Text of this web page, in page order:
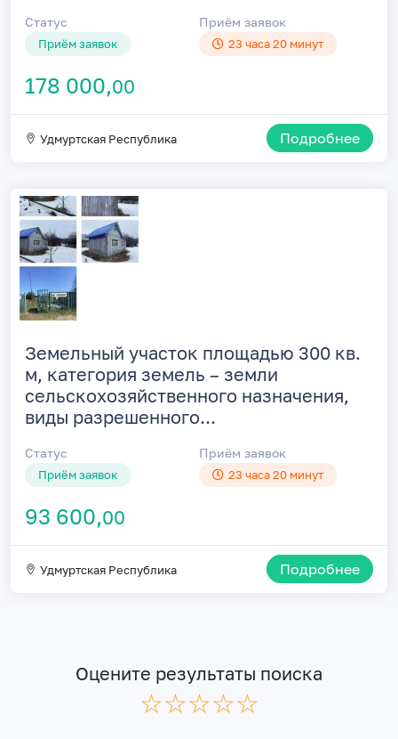
Статус
Приём заявок
Приём заявок
23 часа 20 минут
178 000,00
Удмуртская Республика Подробнее
Земельный участок площадью 300 кв.
м, категория земель – земли
сельскохозяйственного назначения,
виды разрешенного...
Статус
Приём заявок
Приём заявок
23 часа 20 минут
93 600,00
Удмуртская Республика Подробнее
Оцените результаты поиска
☆☆☆☆☆
★★★★★